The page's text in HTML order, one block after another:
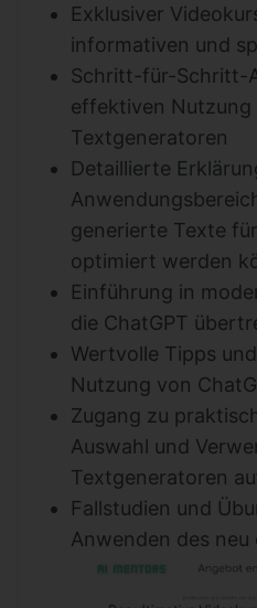
Exklusiver
informativen und
Schritt-für-Schritt-
effektiven Nutzung
Textgeneratoren
Detaillierte
generierte Texte
optimiert werden
Einführung in
die ChatGPT
Wertvolle Tipps
Nutzung von
Zugang zu
Auswahl und
Textgeneratoren
Fallstudien und
Anwenden des